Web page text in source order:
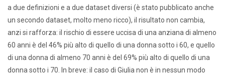
a due definizioni e a due dataset diversi (è stato pubblicato anche
un secondo dataset, molto meno ricco), il risultato non cambia,
anzi si rafforza: il rischio di essere uccisa di una anziana di almeno
60 anni è del 46% più alto di quello di una donna sotto i 60, e quello
di una donna di almeno 70 anni è del 69% più alto di quello di una
donna sotto i 70. In breve: il caso di Giulia non è in nessun modo